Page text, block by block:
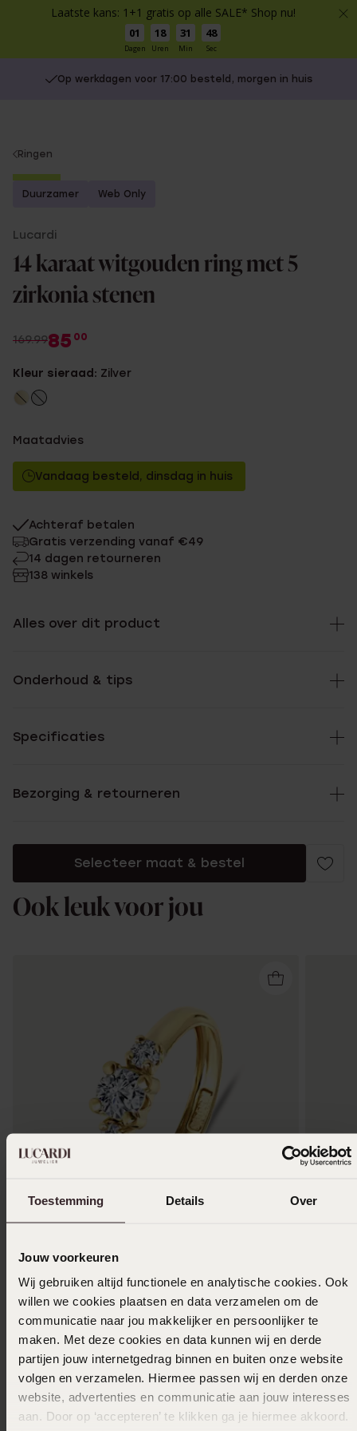
Laatste kans: 1+1 gratis op alle SALE* Shop nu!
01
Dagen
18
Uren
31
Min
48
Sec
Toestemming Details Over
Jouw voorkeuren
Wij gebruiken altijd functionele en analytische cookies. Ook
willen we cookies plaatsen en data verzamelen om de
communicatie naar jou makkelijker en persoonlijker te
maken. Met deze cookies en data kunnen wij en derde
partijen jouw internetgedrag binnen en buiten onze website
volgen en verzamelen. Hiermee passen wij en derden onze
website, advertenties en communicatie aan jouw interesses
aan. Door op ‘accepteren’ te klikken ga je hiermee akkoord.
Op werkdagen voor 17:00 besteld, morgen in huis
You
are
here:
Ringen
-50%
Duurzamer Web Only
Lucardi
14 karaat witgouden ring met 5
zirkonia stenen
169.9985 00
Kleur sieraad: Zilver
Maatadvies
Vandaag besteld, dinsdag in huis
Achteraf betalen
Gratis verzending vanaf €49
14 dagen retourneren
138 winkels
Alles over dit product
Onderhoud & tips
Specificaties
Bezorging & retourneren
Selecteer maat & bestel
Ook leuk voor jou
14 Karaat geelgouden ring met 3 zirkonia
stenen
279.99 15999
-43% Bestseller
299.99
Anderen kochten ook